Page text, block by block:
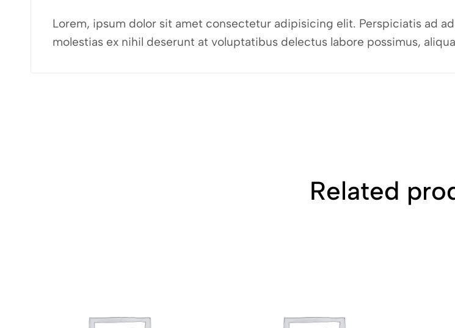
Lorem, ipsum dolor sit amet consectetur adipisicing elit. Perspiciatis ad
molestias ex nihil deserunt at voluptatibus delectus labore possimus,
Related